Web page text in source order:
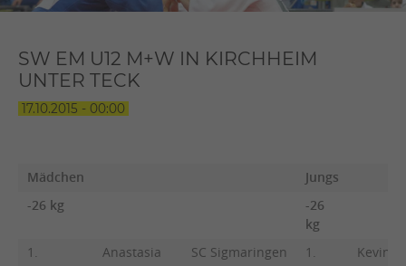
SW EM U12 M+W IN KIRCHHEIM
UNTER TECK
17.10.2015 - 00:00
Mädchen
Jungs
-26 kg
-26
kg
1.
Anastasia
SC Sigmaringen 1. Kevin